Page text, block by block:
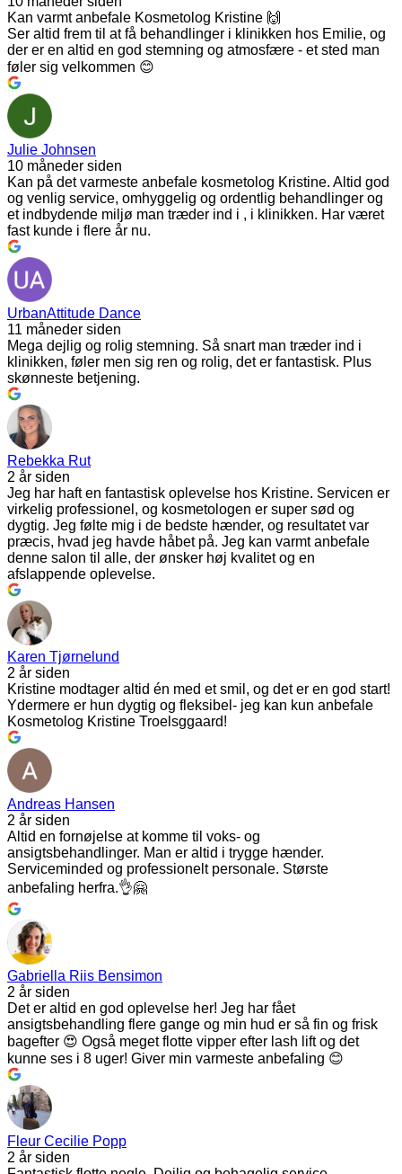
Kan varmt anbefale Kosmetolog Kristine 🙌
Ser altid frem til at få behandlinger i klinikken hos Emilie, og
der er en altid en god stemning og atmosfære - et sted man
føler sig velkommen 😊
Julie Johnsen
10 måneder siden
Kan på det varmeste anbefale kosmetolog Kristine. Altid god
og venlig service, omhyggelig og ordentlig behandlinger og
et indbydende miljø man træder ind i , i klinikken. Har været
fast kunde i flere år nu.
UrbanAttitude Dance
11 måneder siden
Mega dejlig og rolig stemning. Så snart man træder ind i
klinikken, føler men sig ren og rolig, det er fantastisk. Plus
skønneste betjening.
Rebekka Rut
2 år siden
Jeg har haft en fantastisk oplevelse hos Kristine. Servicen er
virkelig professionel, og kosmetologen er super sød og
dygtig. Jeg følte mig i de bedste hænder, og resultatet var
præcis, hvad jeg havde håbet på. Jeg kan varmt anbefale
denne salon til alle, der ønsker høj kvalitet og en
afslappende oplevelse.
Karen Tjørnelund
2 år siden
Kristine modtager altid én med et smil, og det er en god start!
Ydermere er hun dygtig og fleksibel- jeg kan kun anbefale
Kosmetolog Kristine Troelsggaard!
Andreas Hansen
2 år siden
Altid en fornøjelse at komme til voks- og
ansigtsbehandlinger. Man er altid i trygge hænder.
Serviceminded og professionelt personale. Største
anbefaling herfra.👌🤗
Gabriella Riis Bensimon
2 år siden
Det er altid en god oplevelse her! Jeg har fået
ansigtsbehandling flere gange og min hud er så fin og frisk
bagefter 😍 Også meget flotte vipper efter lash lift og det
kunne ses i 8 uger! Giver min varmeste anbefaling 😊
Fleur Cecilie Popp
2 år siden